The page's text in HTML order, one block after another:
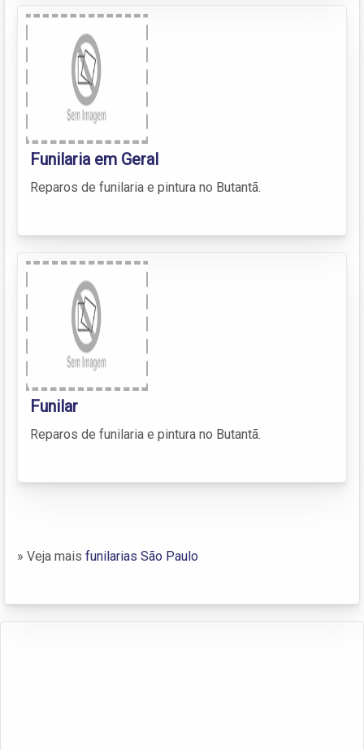
Funilaria em Geral
Reparos de funilaria e pintura no Butantã.
Funilar
Reparos de funilaria e pintura no Butantã.
» Veja mais funilarias São Paulo